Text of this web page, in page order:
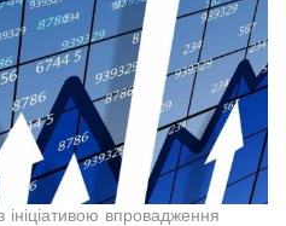
ініціативою впровадження